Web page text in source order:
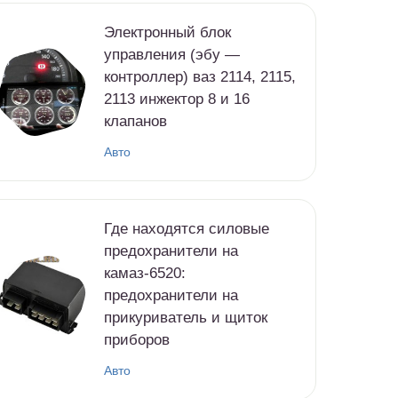
Электронный блок
управления (эбу —
контроллер) ваз 2114, 2115,
2113 инжектор 8 и 16
клапанов
Авто
Где находятся силовые
предохранители на
камаз-6520:
предохранители на
прикуриватель и щиток
приборов
Авто